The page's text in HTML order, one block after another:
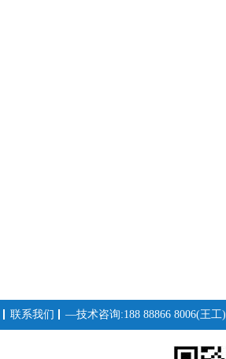
联系我们 —技术咨询:188 88866 8006(王工)